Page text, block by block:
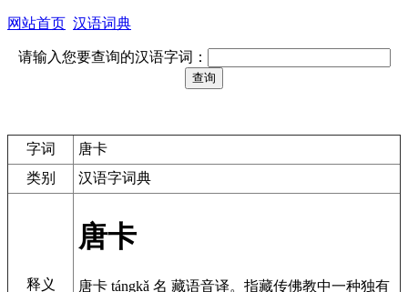
网站首页 汉语词典
请输入您要查询的汉语字词：
字词
唐卡
类别
汉语字词典
释义
唐卡
唐卡 tángkǎ 名 藏语音译。指藏传佛教中一种独有